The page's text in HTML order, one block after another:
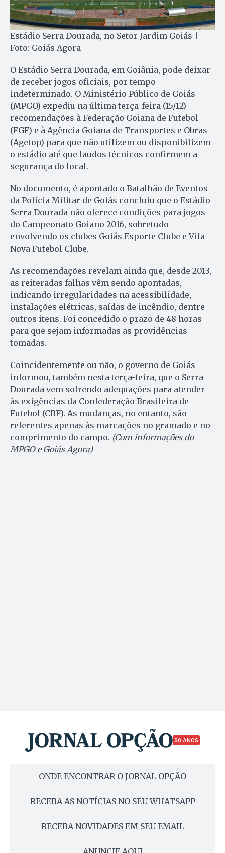
Estádio Serra Dourada, no Setor Jardim Goiás |
Foto: Goiás Agora
O Estádio Serra Dourada, em Goiânia, pode deixar
de receber jogos oficiais, por tempo
indeterminado. O Ministério Público de Goiás
(MPGO) expediu na última terça-feira (15/12)
recomendações à Federação Goiana de Futebol
(FGF) e à Agência Goiana de Transportes e Obras
(Agetop) para que não utilizem ou disponibilizem
o estádio até que laudos técnicos confirmem a
segurança do local.
No documento, é apontado o Batalhão de Eventos
da Polícia Militar de Goiás concluiu que o Estádio
Serra Dourada não oferece condições para jogos
do Campeonato Goiano 2016, sobretudo
envolvendo os clubes Goiás Esporte Clube e Vila
Nova Futebol Clube.
As recomendações revelam ainda que, desde 2013,
as reiteradas falhas vêm sendo apontadas,
indicando irregularidades na acessibilidade,
instalações elétricas, saídas de incêndio, dentre
outros itens. Foi concedido o prazo de 48 horas
para que sejam informadas as providências
tomadas.
Coincidentemente ou não, o governo de Goiás
informou, também nesta terça-feira, que o Serra
Dourada vem sofrendo adequações para atender
às exigências da Confederação Brasileira de
Futebol (CBF). As mudanças, no entanto, são
referentes apenas às marcações no gramado e no
comprimento do campo. (Com informações do
MPGO e Goiás Agora)
50 ANOS
ONDE ENCONTRAR O JORNAL OPÇÃO
RECEBA AS NOTÍCIAS NO SEU WHATSAPP
RECEBA NOVIDADES EM SEU EMAIL